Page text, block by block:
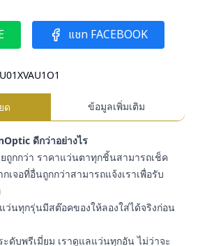
แชท FACEBOOK
ด ข้อมูลเพิ่มเติม
ดีกว่าอย่างไร
ถูกกว่า ราคาแว่นตาทุกชิ้นสามารถเช็ค
เจอที่อื่นถูกกว่าสามารถแจ้งเราเพื่อรับ
ว่นทุกรุ่นมีสต๊อคของให้ลองใส่ได้จริงก่อน
ดับพรีเมี่ยม เราดูแลแว่นทุกอัน ไม่ว่าจะ